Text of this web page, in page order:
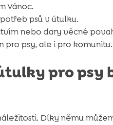
Vánoc.
psů v útulku.
nebo dary věcné
pro psy, ale i pro komunitu.
pro psy
Díky němu